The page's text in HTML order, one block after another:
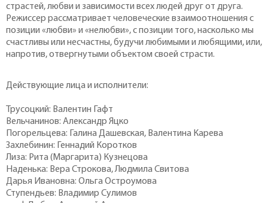
страстей, любви и зависимости всех людей друг от друга.
Режиссер рассматривает человеческие взаимоотношения с
позиции «любви» и «нелюбви», с позиции того, насколько мы
счастливы или несчастны, будучи любимыми и любящими, или,
напротив, отвергнутыми объектом своей страсти.
Действующие лица и исполнители:
Трусоцкий: Валентин Гафт
Вельчанинов: Александр Яцко
Погорельцева: Галина Дашевская, Валентина Карева
Захлебинин: Геннадий Коротков
Лиза: Рита (Маргарита) Кузнецова
Наденька: Вера Строкова, Людмила Свитова
Дарья Ивановна: Ольга Остроумова
Ступендьев: Владимир Сулимов